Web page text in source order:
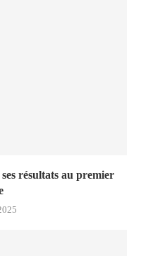
résultats au premier